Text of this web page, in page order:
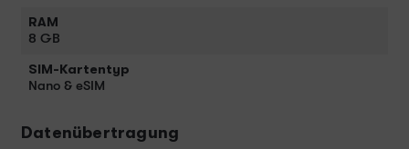
RAM
8 GB
SIM-Kartentyp
Nano & eSIM
Datenübertragung